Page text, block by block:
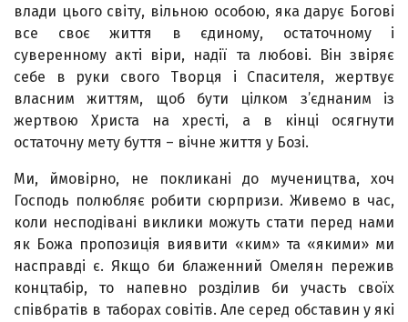
влади цього світу, вільною особою, яка дарує Богові
все своє життя в єдиному, остаточному і
суверенному акті віри, надії та любові. Він звіряє
себе в руки свого Творця і Спасителя, жертвує
власним життям, щоб бути цілком з’єднаним із
жертвою Христа на хресті, а в кінці осягнути
остаточну мету буття – вічне життя у Бозі.
Ми, ймовірно, не покликані до мучеництва, хоч
Господь полюбляє робити сюрпризи. Живемо в час,
коли несподівані виклики можуть стати перед нами
як Божа пропозиція виявити «ким» та «якими» ми
насправді є. Якщо би блаженний Омелян пережив
концтабір, то напевно розділив би участь своїх
співбратів в таборах совітів. Але серед обставин у які